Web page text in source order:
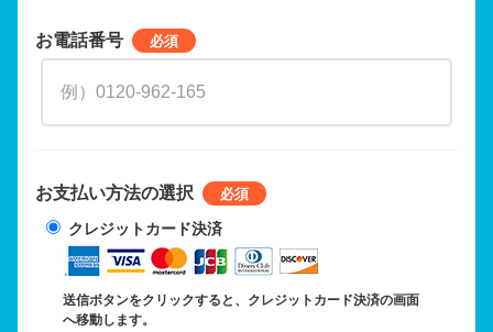
お電話番号
お支払い方法の選択
クレジットカード決済
送信ボタンをクリックすると、クレジットカード決済の画面
へ移動します。